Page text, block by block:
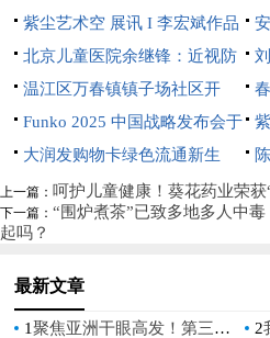
文博会中芬设计园分会场开幕
届
开
紫尘艺术空 展讯 I 李宏斌作品
展【游心造境】
员
召
北京儿童医院余继锋：近视防
控不是选择题，而是必答题
上
方
温江区万春镇镇子场社区开
展“分类绿色低碳，共建地球家
园”垃圾分类宣传活动
Funko 2025 中国战略发布会于
深圳璀璨启航
展
大润发购物卡绿色流通新生
态：京卡收以规范化服务破解资
源浪费难题
长
上一篇： 呵护儿童健康！葵花药业荣
下一篇： “围炉煮茶”已致多地多人中
起吗？
最新文章
1聚焦亚洲干眼高发！第三届TFOS China解锁精准防治新路径 2